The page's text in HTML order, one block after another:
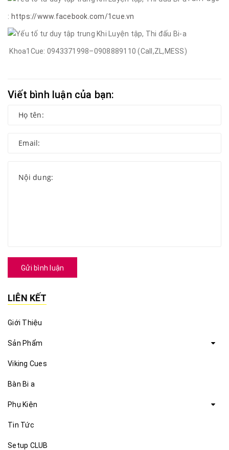
: https://www.facebook.com/1cue.vn
Khoa1Cue: 0943371998–0908889110 (Call,ZL,MESS)
Viết bình luận của bạn:
Gửi bình luận
LIÊN KẾT
Giới Thiệu
Sản Phẩm
Viking Cues
Bàn Bi a
Phụ Kiện
Tin Tức
Setup CLUB